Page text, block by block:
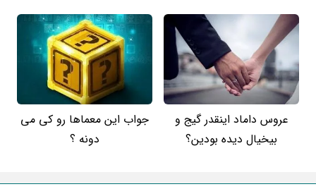
عروس داماد اینقدر گیج و
بیخیال دیده بودین؟
جواب این معماها رو کی می
دونه ؟